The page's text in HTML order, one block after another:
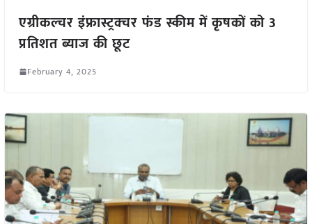
एग्रीकल्चर इंफ्रास्ट्रक्चर फंड स्कीम में कृषकों को 3
प्रतिशत ब्याज की छूट
February 4, 2025